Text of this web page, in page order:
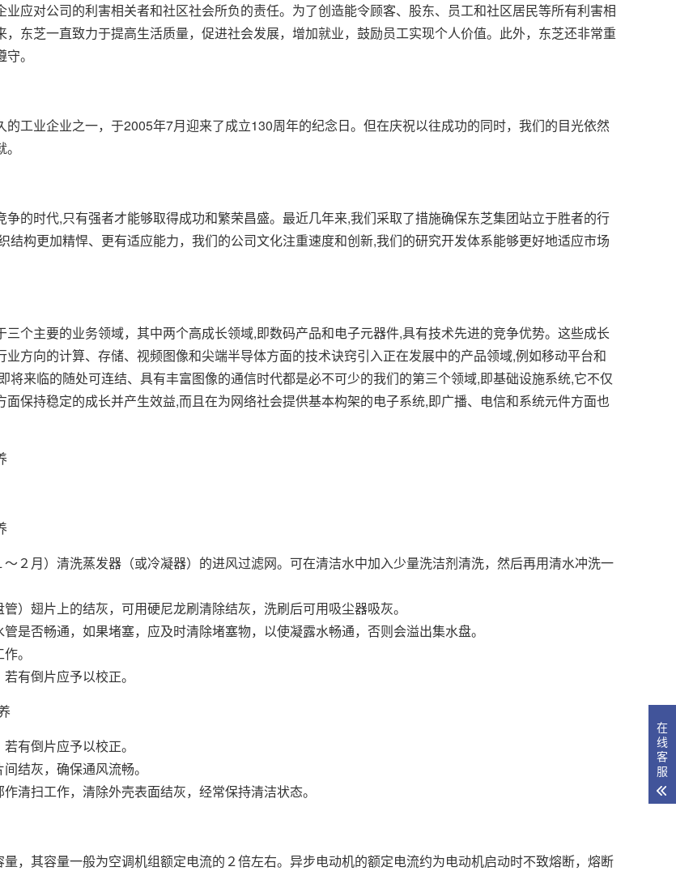
应对公司的利害相关者和社区社会所负的责任。为了创造能令顾客、股东、员工和社区居民等所有利害相
，东芝一直致力于提高生活质量，促进社会发展，增加就业，鼓励员工实现个人价值。此外，东芝还非常重
。
工业企业之一，于2005年7月迎来了成立130周年的纪念日。但在庆祝以往成功的同时，我们的目光依然
的时代,只有强者才能够取得成功和繁荣昌盛。最近几年来,我们采取了措施确保东芝集团站立于胜者的行
结构更加精悍、更有适应能力，我们的公司文化注重速度和创新,我们的研究开发体系能够更好地适应市场
个主要的业务领域，其中两个高成长领域,即数码产品和电子元器件,具有技术先进的竞争优势。这些成长
业方向的计算、存储、视频图像和尖端半导体方面的技术诀窍引入正在发展中的产品领域,例如移动平台和
将来临的随处可连结、具有丰富图像的通信时代都是必不可少的我们的第三个领域,即基础设施系统,它不仅
面保持稳定的成长并产生效益,而且在为网络社会提供基本构架的电子系统,即广播、电信和系统元件方面也
２月）清洗蒸发器（或冷凝器）的进风过滤网。可在清洁水中加入少量洗洁剂清洗，然后再用清水冲洗一
）翅片上的结灰，可用硬尼龙刷清除结灰，洗刷后可用吸尘器吸灰。
是否畅通，如果堵塞，应及时清除堵塞物，以使凝露水畅通，否则会溢出集水盘。
。
有倒片应予以校正。
有倒片应予以校正。
结灰，确保通风流畅。
清扫工作，清除外壳表面结灰，经常保持清洁状态。
，其容量一般为空调机组额定电流的２倍左右。异步电动机的额定电流约为电动机启动时不致熔断，熔断
在
线
客
服